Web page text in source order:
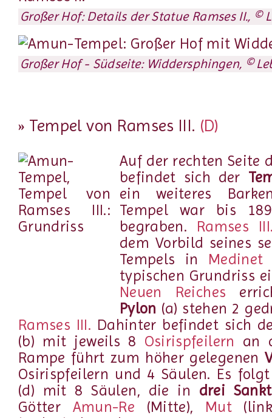
Großer Hof: Details der Statue Ramses II., ©
Großer Hof - Südseite: Widdersphingen, ©
» Tempel von Ramses III. (D)
Auf der rechten Seite
befindet sich der
ein weiteres
Tempel war bis
begraben. Ramses
dem Vorbild seines
Tempels in Medinet
typischen Grundriss
Neuen Reiches
Pylon (a) stehen 2
Ramses III. Dahinter befindet sich
(b) mit jeweils 8 Osirispfeilern an
Rampe führt zum höher gelegenen
Osirispfeilern und 4 Säulen. Es
(d) mit 8 Säulen, die in drei
Götter Amun-Re (Mitte), Mut